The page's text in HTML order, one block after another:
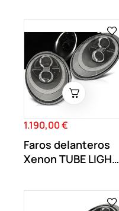
Precio
1.190,00 €
Faros delanteros
Xenon TUBE LIGHT